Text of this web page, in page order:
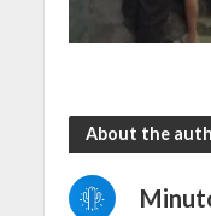
About the